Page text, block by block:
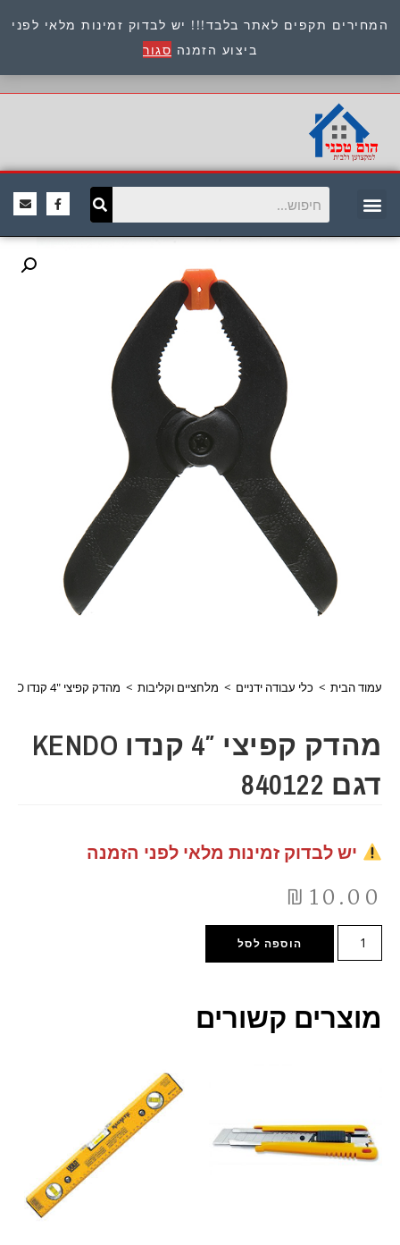
המחירים תקפים לאתר בלבד!!! יש לבדוק זמינות מלאי לפני
ביצוע הזמנה סגור
כתובת : היוזמים 9 אור יהודה שירות לקוחות 054-
8945722
עמוד הבית > כלי עבודה ידניים > מלחציים וקליבות > מהדק קפיצי 4″ קנדו KENDO דגם 840122
מהדק קפיצי 4″ קנדו KENDO
דגם 840122
יש לבדוק זמינות מלאי לפני הזמנה
₪ 10.00
הוספה לסל
מוצרים קשורים